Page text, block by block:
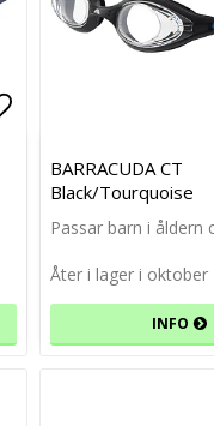
Lägg till i
Lägg till i
BARRACUDA CT
Black/Tourquoise
Passar barn i åldern
Åter i lager i oktober
INFO